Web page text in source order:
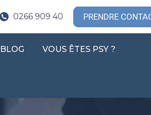
0266 909 40 PRENDRE
BLOG VOUS ÊTES PSY ?
QUI SUIS-JE ?
BLOG VOUS ÊTES PSY ?